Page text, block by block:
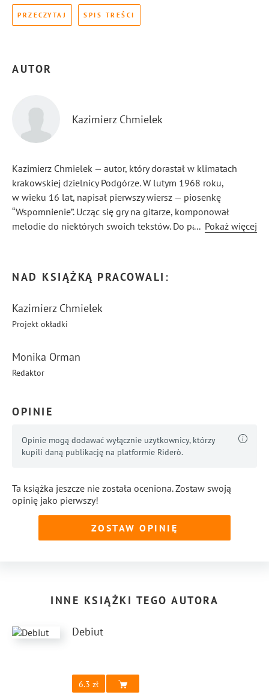
PRZECZYTAJ SPIS TREŚCI
AUTOR
Kazimierz Chmielek
Kazimierz Chmielek — autor, który dorastał w klimatach
krakowskiej dzielnicy Podgórze. W lutym 1968 roku,
w wieku 16 lat, napisał pierwszy wiersz — piosenkę
“Wspomnienie”. Ucząc się gry na gitarze, komponował
melodie do niektórych swoich tekstów. Do października
w niełatwym okresie tamtych lat.
... Pokaż więcej
NAD KSIĄŻKĄ PRACOWALI:
Kazimierz Chmielek
Projekt okładki
Monika Orman
Redaktor
OPINIE
Opinie mogą dodawać wyłącznie użytkownicy, którzy
kupili daną publikację na platformie Riderò.
Ta książka jeszcze nie została oceniona. Zostaw swoją
opinię jako pierwszy!
ZOSTAW OPINIĘ
INNE KSIĄŻKI TEGO AUTORA
Debiut
6.3